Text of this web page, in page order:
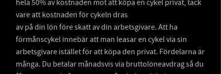
hela 50% av kostnaden mot att köpa en cykel privat, tack
vare att kostnaden för cykeln dras
av på din lön före skatt av din arbetsgivare. Att ha
förmånscykel innebär att man leasar en cykel via sin
arbetsgivare istället för att köpa den privat. Fördelarna är
många. Du betalar månadsvis via bruttolöneavdrag så du